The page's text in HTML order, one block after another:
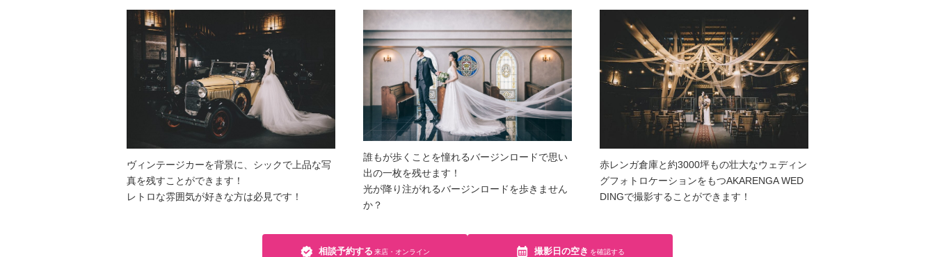
ヴィンテージカーを背景に、シックで上品な写
真を残すことができます！
レトロな雰囲気が好きな方は必見です！
誰もが歩くことを憧れるバージンロードで思い
出の一枚を残せます！
光が降り注がれるバージンロードを歩きません
か？
赤レンガ倉庫と約3000坪もの壮大なウェディン
グフォトロケーションをもつAKARENGA WED
DINGで撮影することができます！
相談予約する 来店・オンライン 撮影日の空き を確認する